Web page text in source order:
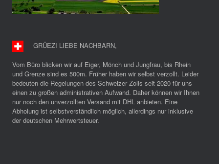
GRÜEZI LIEBE NACHBARN,
Vom Büro blicken wir auf Eiger, Mönch und Jungfrau, bis Rhein
und Grenze sind es 500m. Früher haben wir selbst verzollt. Leider
bedeuten die Regelungen des Schweizer Zolls seit 2020 für uns
einen zu großen administrativen Aufwand. Daher können wir Ihnen
nur noch den unverzollten Versand mit DHL anbieten. Eine
Abholung ist selbstverständlich möglich, allerdings nur inklusive
der deutschen Mehrwertsteuer.